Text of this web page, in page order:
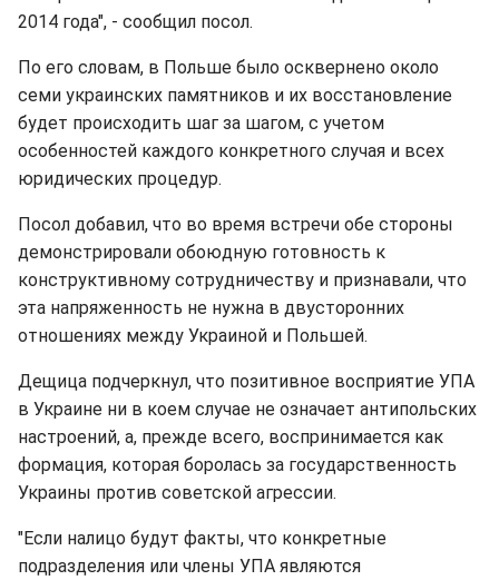
2014 года", - сообщил посол.
По его словам, в Польше было осквернено около
семи украинских памятников и их восстановление
будет происходить шаг за шагом, с учетом
особенностей каждого конкретного случая и всех
юридических процедур.
Посол добавил, что во время встречи обе стороны
демонстрировали обоюдную готовность к
конструктивному сотрудничеству и признавали, что
эта напряженность не нужна в двусторонних
отношениях между Украиной и Польшей.
Дещица подчеркнул, что позитивное восприятие УПА
в Украине ни в коем случае не означает антипольских
настроений, а, прежде всего, воспринимается как
формация, которая боролась за государственность
Украины против советской агрессии.
"Если налицо будут факты, что конкретные
подразделения или члены УПА являются